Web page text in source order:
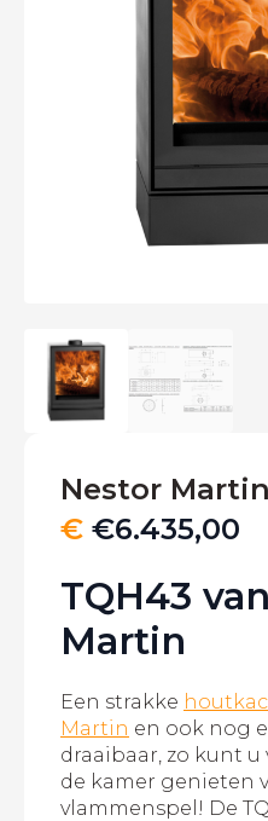
Nestor
€ €6.435,00
TQH43
Martin
Een strakke
Martin en ook nog
draaibaar, zo kunt
de kamer genieten
vlammenspel! De